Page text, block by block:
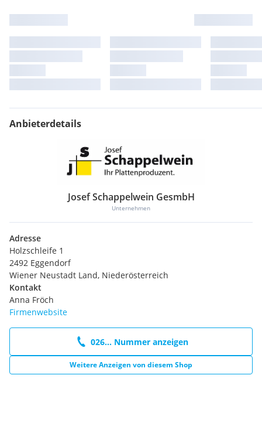
Anbieterdetails
Josef Schappelwein GesmbH
Unternehmen
Adresse
Holzschleife 1
2492 Eggendorf
Wiener Neustadt Land, Niederösterreich
Kontakt
Anna Fröch
Firmenwebsite
026... Nummer anzeigen
Weitere Anzeigen von diesem Shop